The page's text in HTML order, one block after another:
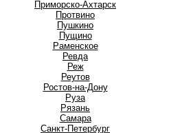
Приморско-Ахтарск
Протвино
Пушкино
Пущино
Раменское
Ревда
Реж
Реутов
Ростов-на-Дону
Руза
Рязань
Самара
Санкт-Петербург